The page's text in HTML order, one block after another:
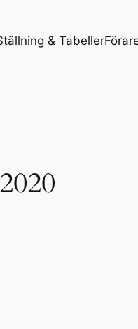
& Tabeller